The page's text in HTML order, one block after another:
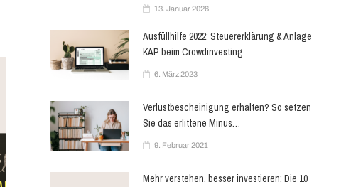
13. Januar 2026
Ausfüllhilfe 2022: Steuererklärung & Anlage
KAP beim Crowdinvesting
6. März 2023
Verlustbescheinigung erhalten? So setzen
Sie das erlittene Minus…
9. Februar 2021
Mehr verstehen, besser investieren: Die 10